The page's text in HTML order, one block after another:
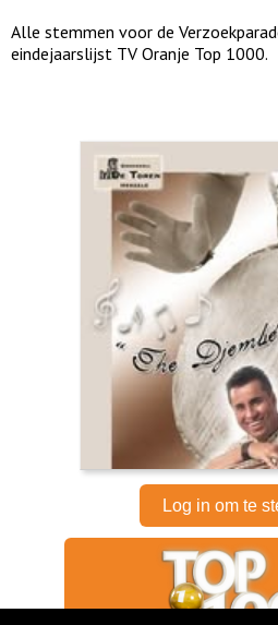
Alle stemmen voor de
eindejaarslijst TV Oranje Top 1000.
Log in om te